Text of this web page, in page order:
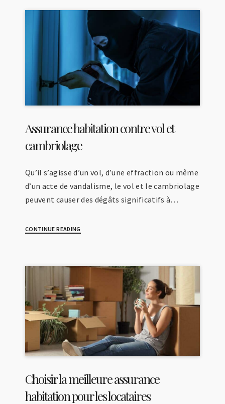
Assurance habitation contre vol et
cambriolage
Qu’il s’agisse d’un vol, d’une effraction ou même
d’un acte de vandalisme, le vol et le cambriolage
peuvent causer des dégâts significatifs à…
CONTINUE READING
Choisir la meilleure assurance
habitation pour les locataires